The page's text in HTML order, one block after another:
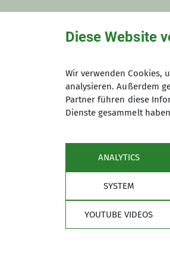
Details
Termindetails
Diese Website
Wir verwenden Cookies,
analysieren. Außerdem
Partner führen diese
Dienste gesammelt
ANALYTICS
SYSTEM
YOUTUBE VIDEOS